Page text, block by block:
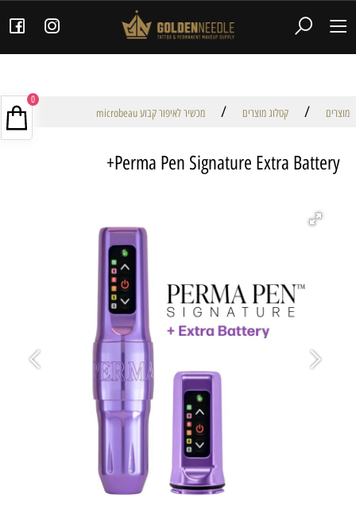
מוצרים / קטלוג מוצרים / מכשיר לאיפור קבוע microbeau
Perma Pen Signature Extra Battery+
0